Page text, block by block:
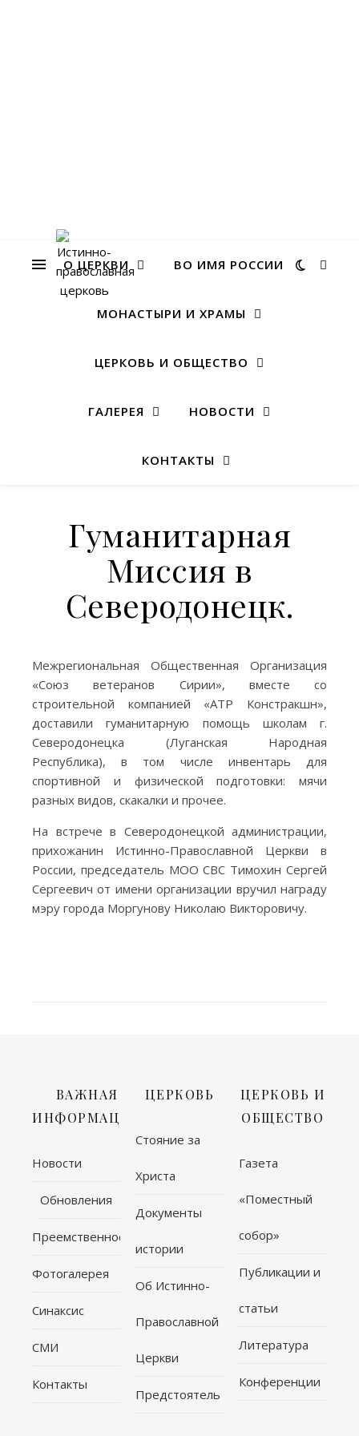
О ЦЕРКВИ ВО ИМЯ РОССИИ
МОНАСТЫРИ И ХРАМЫ
ЦЕРКОВЬ И ОБЩЕСТВО
ГАЛЕРЕЯ НОВОСТИ
КОНТАКТЫ
Гуманитарная
Миссия в
Северодонецк.
Межрегиональная Общественная Организация
«Союз ветеранов Сирии», вместе со
строительной компанией «АТР Констракшн»,
доставили гуманитарную помощь школам г.
Северодонецка (Луганская Народная
Республика), в том числе инвентарь для
спортивной и физической подготовки: мячи
разных видов, скакалки и прочее.
На встрече в Северодонецкой администрации,
прихожанин Истинно-Православной Церкви в
России, председатель МОО СВС Тимохин Сергей
Сергеевич от имени организации вручил награду
мэру города Моргунову Николаю Викторовичу.
ВАЖНАЯ
ИНФОРМАЦИЯ
Новости
Обновления
Преемственность
Фотогалерея
Синаксис
СМИ
Контакты
ЦЕРКОВЬ
Стояние за
Христа
Документы
истории
Об Истинно-
Православной
Церкви
Предстоятель
ЦЕРКОВЬ И
ОБЩЕСТВО
Газета
«Поместный
собор»
Публикации и
статьи
Литература
Конференции